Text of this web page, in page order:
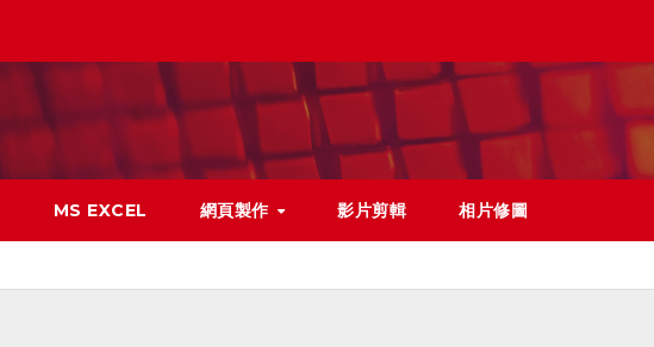
MS EXCEL 網頁製作 影片剪輯 相片修圖